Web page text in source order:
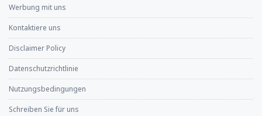
Werbung mit uns
Kontaktiere uns
Disclaimer Policy
Datenschutzrichtlinie
Nutzungsbedingungen
Schreiben Sie für uns